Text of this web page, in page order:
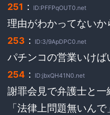
251 ： ID:PFFPqOUT0.net
理由がわかってないか
253 ： ID:3/9ApDPC0.net
パチンコの営業いけば
254 ： ID:jbxQH41N0.net
謝罪会見で弁護士と一
「法律上問題無いん